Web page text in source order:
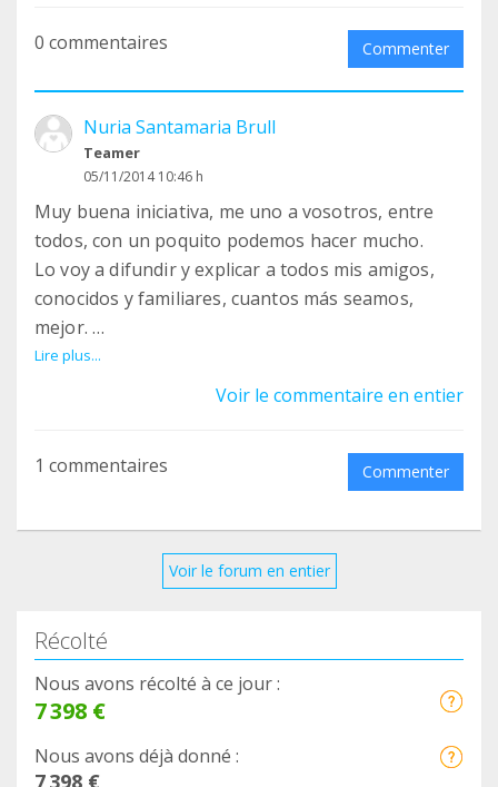
0 commentaires Commenter
Nuria Santamaria Brull
Teamer
05/11/2014 10:46 h
Muy buena iniciativa, me uno a vosotros, entre
todos, con un poquito podemos hacer mucho.
Lo voy a difundir y explicar a todos mis amigos,
conocidos y familiares, cuantos más seamos,
mejor.
Un saludo a tod@s!
Lire plus...
Voir le commentaire en entier
1 commentaires Commenter
Voir le forum en entier
Récolté
Nous avons récolté à ce jour :
7 398 €
Nous avons déjà donné :